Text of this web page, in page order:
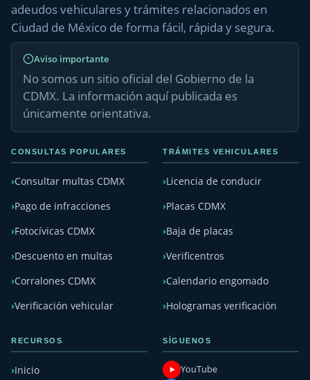
adeudos vehiculares y trámites relacionados en
Ciudad de México de forma fácil, rápida y segura.
Aviso importante
No somos un sitio oficial del Gobierno de la
CDMX. La información aquí publicada es
únicamente orientativa.
CONSULTAS POPULARES
Consultar multas CDMX
Pago de infracciones
Fotocívicas CDMX
Descuento en multas
Corralones CDMX
Verificación vehicular
TRÁMITES VEHICULARES
Licencia de conducir
Placas CDMX
Baja de placas
Verificentros
Calendario engomado
Hologramas verificación
RECURSOS
Inicio
SÍGUENOS
YouTube